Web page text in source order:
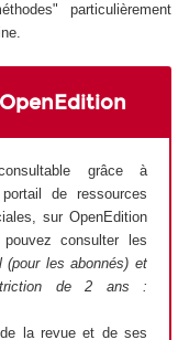
particulièrement
grâce à
de ressources
sur OpenEdition
consulter les
les abonnés) et
de 2 ans :
la revue et de ses